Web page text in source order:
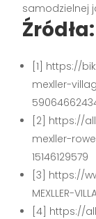
samodzielnej
Źródła:
[1] https://
mexller-
[2] https://
mexller-
15146129579
[3] https://
MEXLLER-
[4] https://